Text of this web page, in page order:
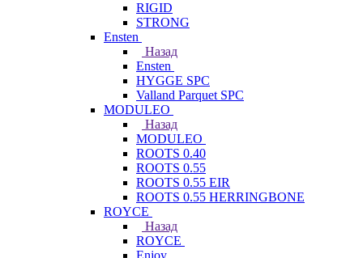
RIGID
STRONG
Ensten
Назад
Ensten
HYGGE SPC
Valland Parquet SPC
MODULEO
Назад
MODULEO
ROOTS 0.40
ROOTS 0.55
ROOTS 0.55 EIR
ROOTS 0.55 HERRINGBONE
ROYCE
Назад
ROYCE
Enjoy